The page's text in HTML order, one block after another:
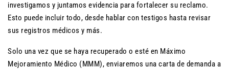
investigamos y juntamos evidencia para fortalecer su reclamo.
Esto puede incluir todo, desde hablar con testigos hasta revisar
sus registros médicos y más.
Solo una vez que se haya recuperado o esté en Máximo
Mejoramiento Médico (MMM), enviaremos una carta de demanda a